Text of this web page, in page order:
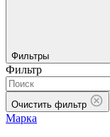
Фильтры
Фильтр
Очистить фильтр
Марка